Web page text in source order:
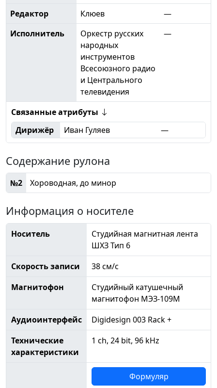
Редактор Клюев
—
Исполнитель
Оркестр русских
народных
инструментов
Всесоюзного радио
и Центрального
телевидения
—
Связанные атрибуты
Дирижёр
Иван Гуляев —
Содержание рулона
№2 Хороводная, до минор
Информация о носителе
Носитель
Студийная магнитная лента
ШХЗ Тип 6
Скорость записи
38 см/с
Магнитофон
Студийный катушечный
магнитофон МЭЗ-109М
Аудиоинтерфейс
Digidesign 003 Rack +
Технические
характеристики
1 ch, 24 bit, 96 kHz
Формуляр